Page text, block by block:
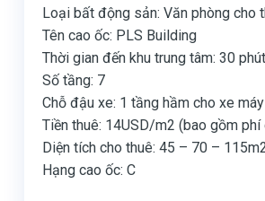
Loại bất động sản: Văn phòng cho
Tên cao ốc: PLS Building
Thời gian đến khu trung tâm: 30 phút
Số tầng: 7
Chỗ đậu xe: 1 tầng hầm cho xe máy
Tiền thuê: 14USD/m2 (bao gồm phí
Diện tích cho thuê: 45 – 70 –
Hạng cao ốc: C